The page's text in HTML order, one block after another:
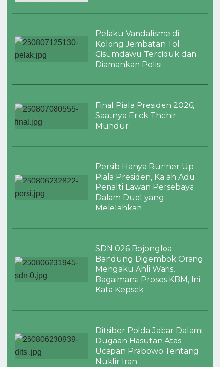
Pelaku Vandalisme di
Kolong Jembatan Tol
Cisumdawu Terciduk dan
Diamankan Polisi
Final Piala Presiden 2026,
Saatnya Erick Thohir
Mundur
Persib Hanya Runner Up
Piala Presiden, Kalah Adu
Penalti Lawan Persebaya
Dalam Duel yang
Melelahkan
SDN 026 Bojongloa
Bandung Digembok Orang
Mengaku Ahli Waris,
Bagaimana Proses KBM, Ini
Kata Kepsek
Ditsiber Polda Jabar Dalami
Dugaan Hasutan Atas
Ucapan Prabowo Tentang
Nuklir Iran